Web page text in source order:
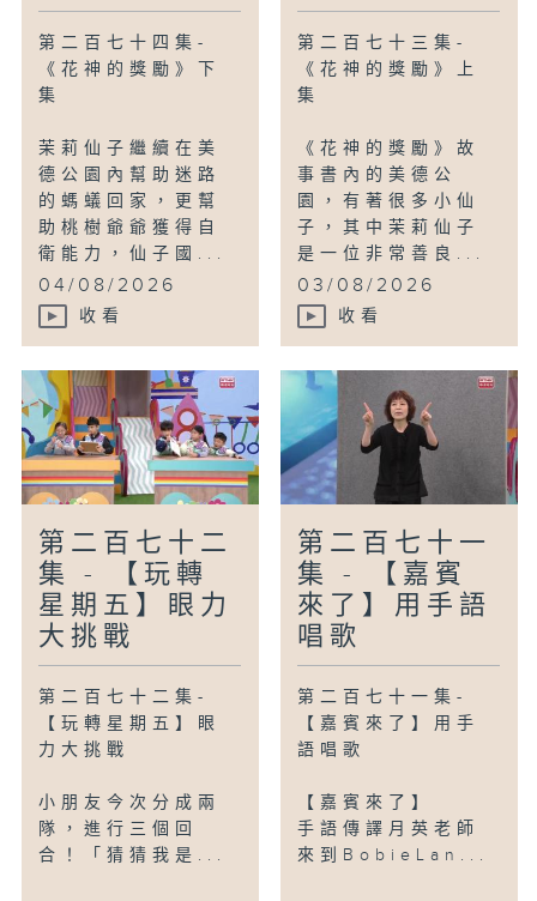
第二百七十四集-
《花神的獎勵》下
集
茉莉仙子繼續在美
德公園內幫助迷路
的螞蟻回家，更幫
助桃樹爺爺獲得自
衛能力，仙子國...
04/08/2026
收看
第二百七十三集-
《花神的獎勵》上
集
《花神的獎勵》故
事書內的美德公
園，有著很多小仙
子，其中茉莉仙子
是一位非常善良...
03/08/2026
收看
第二百七十二
集 - 【玩轉
星期五】眼力
大挑戰
第二百七十二集-
【玩轉星期五】眼
力大挑戰
小朋友今次分成兩
隊，進行三個回
合！「猜猜我是...
第二百七十一
集 - 【嘉賓
來了】用手語
唱歌
第二百七十一集-
【嘉賓來了】用手
語唱歌
【嘉賓來了】
手語傳譯月英老師
來到BobieLan...